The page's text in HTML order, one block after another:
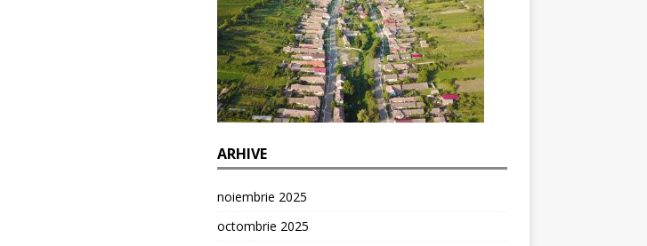
ARHIVE
noiembrie 2025
octombrie 2025